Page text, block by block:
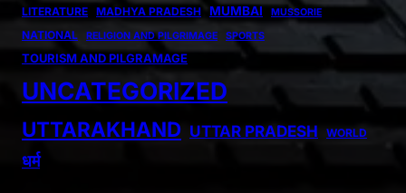
LITERATURE MADHYA PRADESH MUMBAI MUSSORIE
NATIONAL RELIGION AND PILGRIMAGE SPORTS
TOURISM AND PILGRAMAGE
UNCATEGORIZED
UTTARAKHAND UTTAR PRADESH WORLD
धर्म